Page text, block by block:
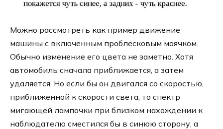
Можно рассмотреть как пример движение
машины с включенным проблесковым маячком.
Обычно изменение его цвета не заметно. Хотя
автомобиль сначала приближается, а затем
удаляется. Но если бы он двигался со скоростью,
приближенной к скорости света, то спектр
мигающей лампочки при близком нахождении к
наблюдателю сместился бы в синюю сторону, а